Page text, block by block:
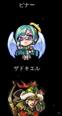
ビナー
ザドキエル